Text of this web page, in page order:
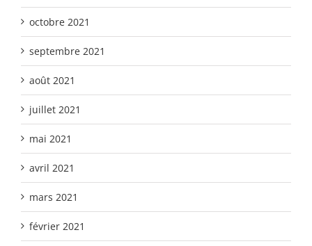
octobre 2021
septembre 2021
août 2021
juillet 2021
mai 2021
avril 2021
mars 2021
février 2021